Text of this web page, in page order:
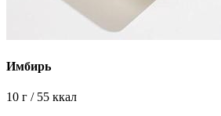
Имбирь
10 г / 55 ккал